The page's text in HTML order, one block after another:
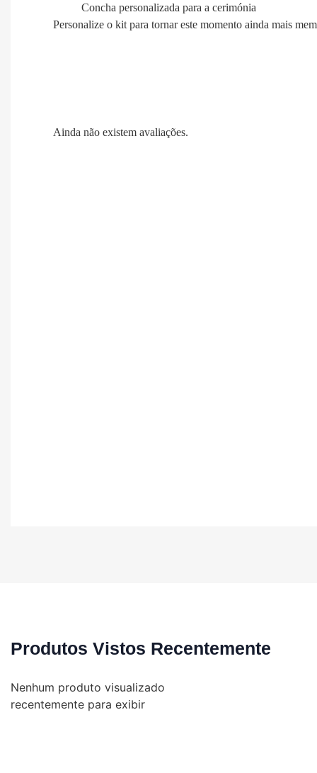
Concha personalizada para a cerimónia
Personalize o kit para tornar este momento ainda mais
Ainda não existem avaliações.
Produtos Vistos Recentemente
Nenhum produto visualizado
recentemente para exibir